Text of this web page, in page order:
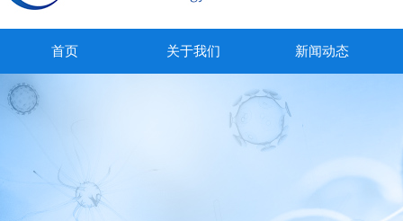
首页 关于我们 新闻动态